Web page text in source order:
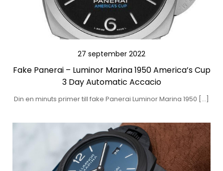
27 september 2022
Fake Panerai – Luminor Marina 1950 America’s Cup
3 Day Automatic Accacio
Din en minuts primer till fake Panerai Luminor Marina 1950 […]